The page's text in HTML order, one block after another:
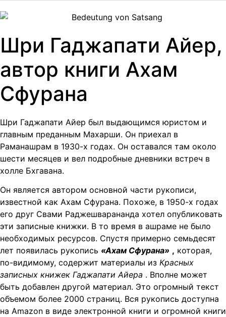
Шри Гаджапати Айер,
автор книги Ахам
Сфурана
Шри Гаджапати Айер был выдающимся юристом и
главным преданным Махарши. Он приехал в
Раманашрам в 1930-х годах. Он оставался там около
шести месяцев и вел подробные дневники встреч в
холле Бхгавана.
Он является автором основной части рукописи,
известной как Ахам Сфурана. Похоже, в 1950-х годах
его друг Свами Раджешварананда хотел опубликовать
эти записные книжки. В то время в ашраме не было
необходимых ресурсов. Спустя примерно семьдесят
лет появилась рукопись «Ахам Сфурана» , которая,
по-видимому, содержит материалы из Красных
записных книжек Гаджапати Айера . Вполне может
быть добавлен другой материал. Это огромный текст
объемом более 2000 страниц. Вся рукопись доступна
на Amazon в виде электронной книги и огромной книги